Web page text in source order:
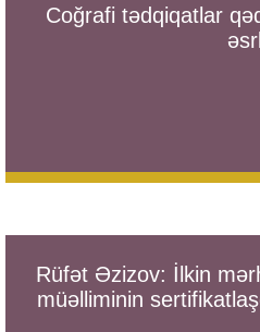
Coğrafi tədqiqatlar
Rüfət Əzizov: İlkin
müəlliminin